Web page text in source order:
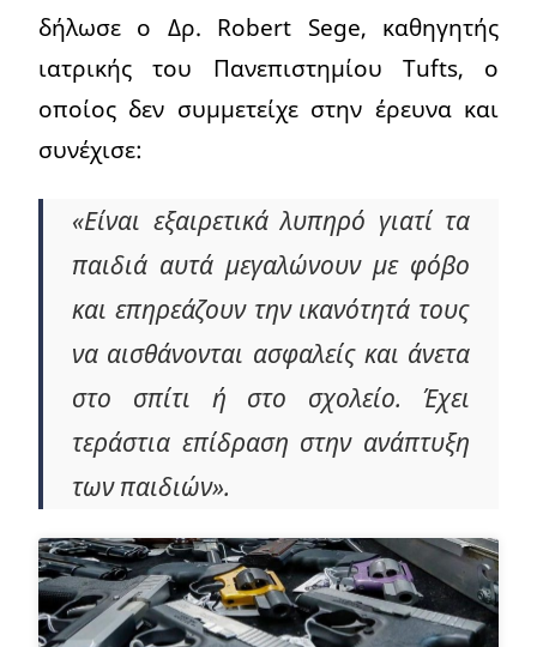
δήλωσε ο Δρ. Robert Sege, καθηγητής
ιατρικής του Πανεπιστημίου Tufts, ο
οποίος δεν συμμετείχε στην έρευνα και
συνέχισε:
«Είναι εξαιρετικά λυπηρό γιατί τα
παιδιά αυτά μεγαλώνουν με φόβο
και επηρεάζουν την ικανότητά τους
να αισθάνονται ασφαλείς και άνετα
στο σπίτι ή στο σχολείο. Έχει
τεράστια επίδραση στην ανάπτυξη
των παιδιών».